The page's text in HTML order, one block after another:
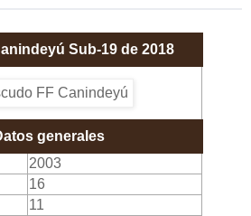
Sub-19 de 2018
generales
2003
16
11